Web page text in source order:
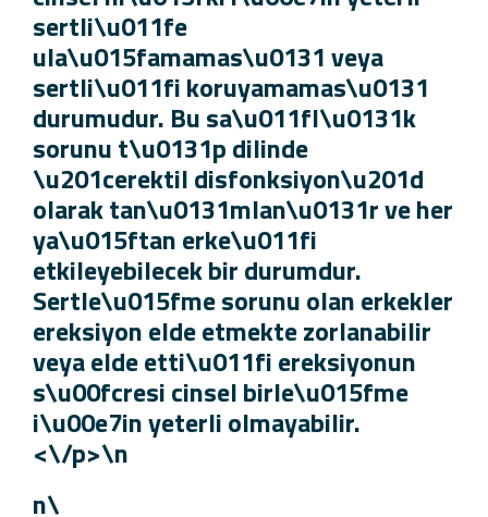
sertli\u011fe
ula\u015famamas\u0131 veya
sertli\u011fi koruyamamas\u0131
durumudur. Bu sa\u011fl\u0131k
sorunu t\u0131p dilinde
\u201cerektil disfonksiyon\u201d
olarak tan\u0131mlan\u0131r ve
ya\u015ftan erke\u011fi
etkileyebilecek bir durumdur.
Sertle\u015fme sorunu olan
ereksiyon elde etmekte zorlanabilir
veya elde etti\u011fi ereksiyonun
s\u00fcresi cinsel birle\u015fme
i\u00e7in yeterli olmayabilir.
<\/p>\n